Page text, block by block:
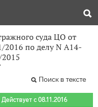
суда ЦО от
2016 по делу N А14-
Поиск в тексте
с 08.11.2016